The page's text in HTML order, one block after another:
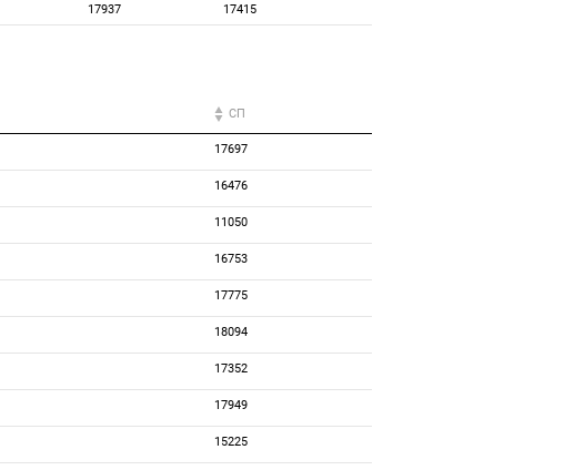
17937 17415
СП
17697
16476
11050
16753
17775
18094
17352
17949
15225